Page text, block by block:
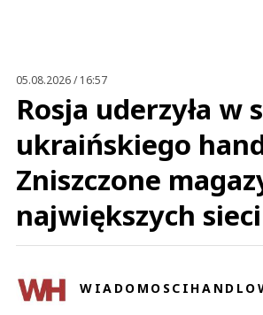
05.08.2026 / 16:57
Rosja uderzyła w
ukraińskiego
Zniszczone
największych sieci